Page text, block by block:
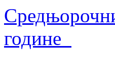
године